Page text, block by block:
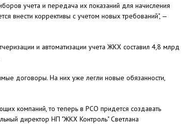
учета и передача их показаний для начисления
внести коррективы с учетом новых требований", —
и автоматизации учета ЖКХ составил 4,8 млрд
договоры. На них уже легли новые обязанности,
компаний, то теперь в РСО придется создавать
директор НП "ЖКХ Контроль" Светлана